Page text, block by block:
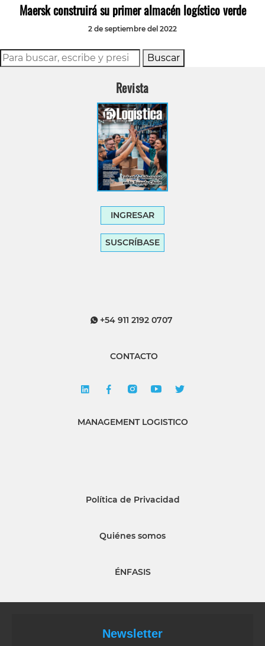
Maersk construirá su primer almacén logístico verde
2 de septiembre del 2022
Buscar
Revista
INGRESAR
SUSCRÍBASE
+54 911 2192 0707
CONTACTO
MANAGEMENT LOGISTICO
Política de Privacidad
Quiénes somos
ÉNFASIS
Newsletter